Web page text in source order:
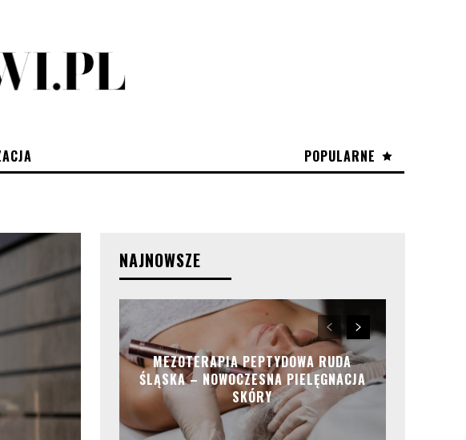
POPULARNE
NAJNOWSZE
MEZOTERAPIA PEPTYDOWA RUDA
ŚLĄSKA – NOWOCZESNA PIELĘGNACJA
SKÓRY